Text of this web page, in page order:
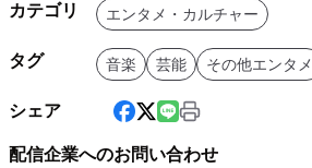
カテゴリ エンタメ・カルチャー
タグ 音楽 芸能 その他エンタメ
シェア
配信企業へのお問い合わせ